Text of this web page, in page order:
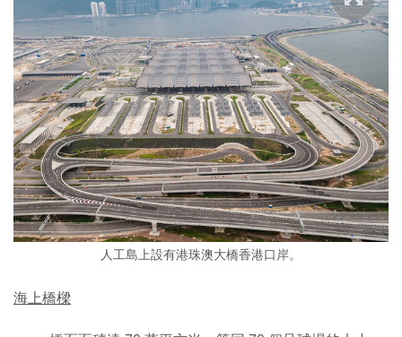
人工島上設有港珠澳大橋香港口岸。
海上橋樑